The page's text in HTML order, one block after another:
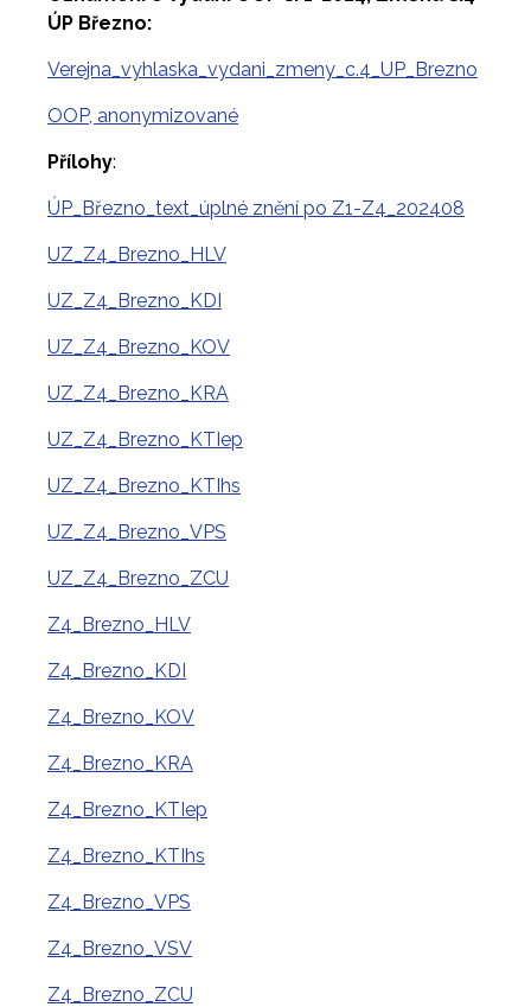
ÚP Březno:
Verejna_vyhlaska_vydani_zmeny_c.4_UP_Brezno
OOP, anonymizované
Přílohy:
ÚP_Březno_text_úplné znění po Z1-Z4_202408
UZ_Z4_Brezno_HLV
UZ_Z4_Brezno_KDI
UZ_Z4_Brezno_KOV
UZ_Z4_Brezno_KRA
UZ_Z4_Brezno_KTIep
UZ_Z4_Brezno_KTIhs
UZ_Z4_Brezno_VPS
UZ_Z4_Brezno_ZCU
Z4_Brezno_HLV
Z4_Brezno_KDI
Z4_Brezno_KOV
Z4_Brezno_KRA
Z4_Brezno_KTIep
Z4_Brezno_KTIhs
Z4_Brezno_VPS
Z4_Brezno_VSV
Z4_Brezno_ZCU